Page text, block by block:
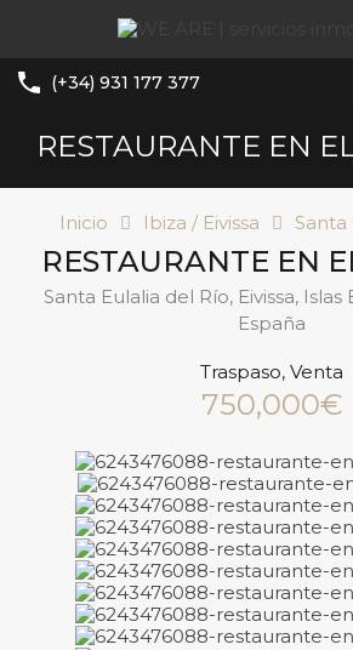
(+34) 931 177 377
RESTAURANTE EN
Inicio Ibiza / Eivissa Santa
RESTAURANTE EN
Santa Eulalia del Río, Eivissa,
España
Traspaso, Venta
750,000€